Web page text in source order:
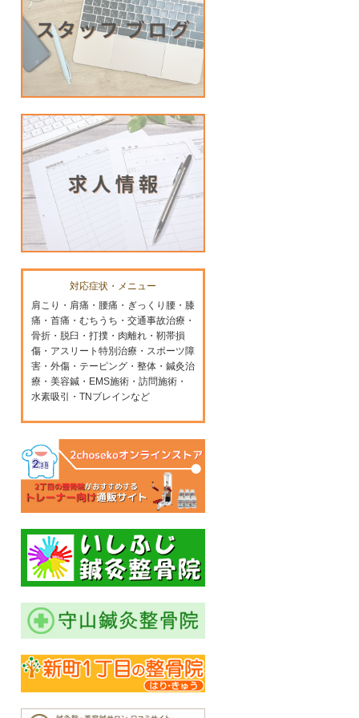
対応症状・メニュー
肩こり・肩痛・腰痛・ぎっくり腰・膝
痛・首痛・むちうち・交通事故治療・
骨折・脱臼・打撲・肉離れ・靭帯損
傷・アスリート特別治療・スポーツ障
害・外傷・テーピング・整体・鍼灸治
療・美容鍼・EMS施術・訪問施術・
水素吸引・TNブレインなど